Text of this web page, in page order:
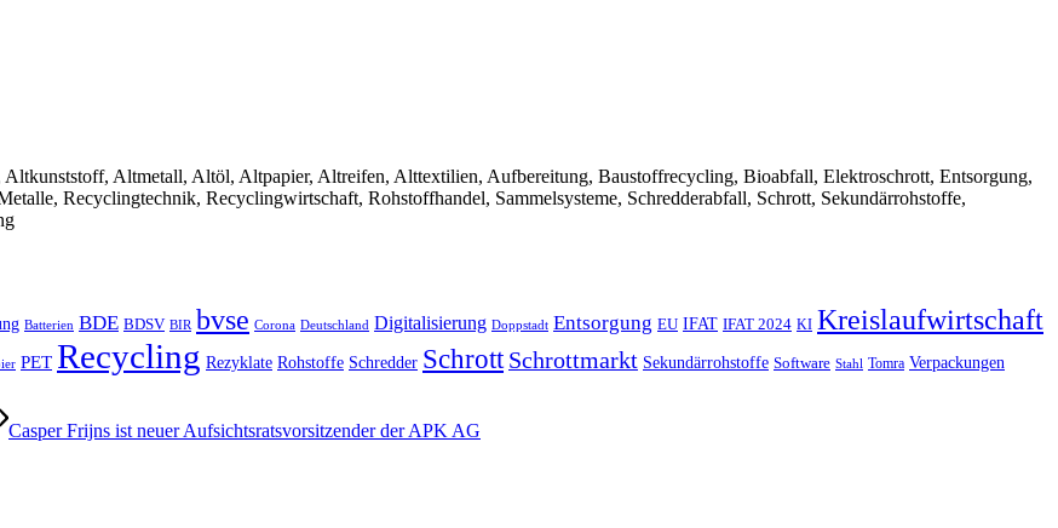
Altmetall, Altöl, Altpapier, Altreifen, Alttextilien, Aufbereitung, Baustoffrecycling, Bioabfall, Elektroschrott, Entsorgung,
Recyclingtechnik, Recyclingwirtschaft, Rohstoffhandel, Sammelsysteme, Schredderabfall, Schrott, Sekundärrohstoffe,
Batterien BDE BDSV BIR bvse Corona Deutschland Digitalisierung Doppstadt Entsorgung EU IFAT IFAT 2024 KI Kreislaufwirtschaft
PET Recycling Rezyklate Rohstoffe Schredder Schrott Schrottmarkt Sekundärrohstoffe Software Stahl Tomra Verpackungen
Casper Frijns ist neuer Aufsichtsratsvorsitzender der APK AG